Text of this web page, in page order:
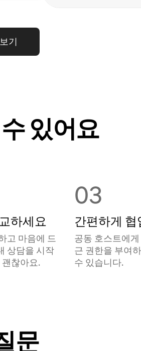
기
있어요
하세요
고 마음에 드
상담을 시작
찮아요.
03
간편하게 협
공동 호스트에
근 권한을 부여
수 있습니다.
문